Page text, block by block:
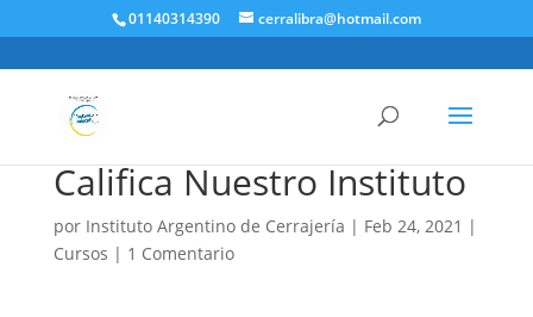
01140314390 cerralibra@hotmail.com
Califica Nuestro Instituto
por Instituto Argentino de Cerrajería | Feb 24, 2021 |
Cursos | 1 Comentario